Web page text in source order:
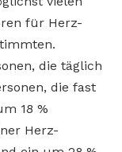
für Herz-
die täglich
die fast
18 %
Herz-